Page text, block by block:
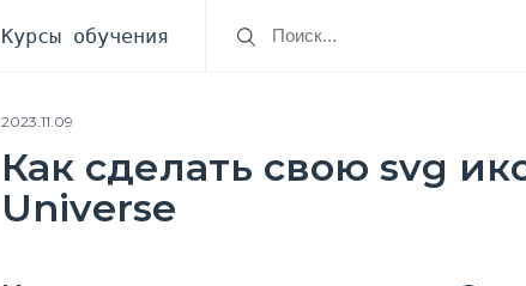
Курсы обучения
2023.11.09
Как сделать свою svg
Universe